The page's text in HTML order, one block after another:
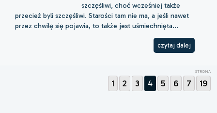
szczęśliwi, choć wcześniej także
przecież byli szczęśliwi. Starości tam nie ma, a jeśli nawet
przez chwilę się pojawia, to także jest uśmiechnięta...
czytaj dalej
STRONA
1 2 3 4 5 6 7 19